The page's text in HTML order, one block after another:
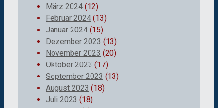
März 2024 (12)
Februar 2024 (13)
Januar 2024 (15)
Dezember 2023 (13)
November 2023 (20)
Oktober 2023 (17)
September 2023 (13)
August 2023 (18)
Juli 2023 (18)